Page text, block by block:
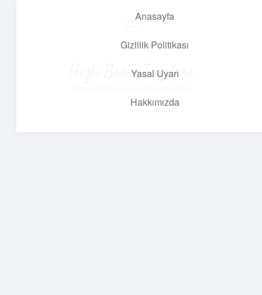
Anasayfa
Gizlilik Politikası
Yasal Uyarı
Hakkımızda
Hızlı Baskı Tüyoları